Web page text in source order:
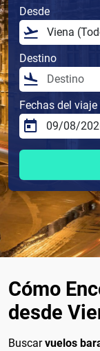
Desde
Destino
Fechas del viaje
Cómo
desde
Buscarvuelos